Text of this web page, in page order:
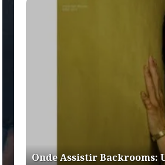
Onde Assistir Backrooms: